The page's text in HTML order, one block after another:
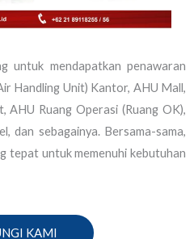
untuk mendapatkan penawaran
Handling Unit) Kantor, AHU Mall,
AHU Ruang Operasi (Ruang OK),
dan sebagainya. Bersama-sama,
tepat untuk memenuhi kebutuhan
KAMI